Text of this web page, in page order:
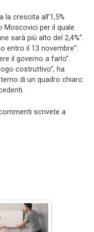
crescita all’1,5%
Moscovici per il quale
sarà più alto del 2,4%”.
entro il 13 novembre”:
il governo a farlo”.
costruttivo”, ha
di un quadro chiaro
scrivete a